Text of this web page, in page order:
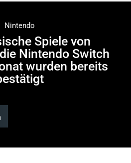
Nintendo
Spiele von
Nintendo Switch
wurden bereits